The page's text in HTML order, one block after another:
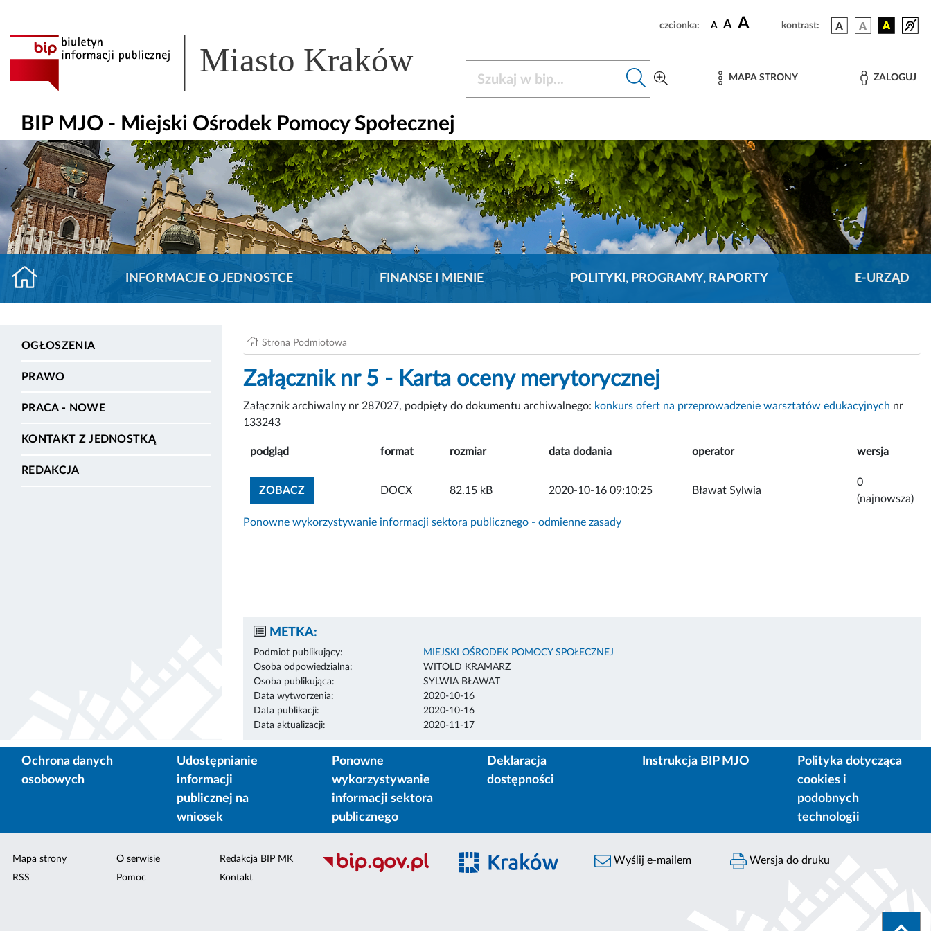
czcionka: A A A kontrast:
Miasto Kraków MAPA STRONY ZALOGUJ
BIP MJO - Miejski Ośrodek Pomocy Społecznej
INFORMACJE O JEDNOSTCE FINANSE I MIENIE POLITYKI, PROGRAMY, RAPORTY E-URZĄD
OGŁOSZENIA
PRAWO
PRACA - NOWE
KONTAKT Z JEDNOSTKĄ
REDAKCJA
Strona Podmiotowa
Załącznik nr 5 - Karta oceny merytorycznej
Załącznik archiwalny nr 287027, podpięty do dokumentu archiwalnego: konkurs ofert na przeprowadzenie warsztatów edukacyjnych nr
133243
podgląd format rozmiar data dodania operator wersja
ZOBACZZOBACZ ZAŁĄCZNIK
DOCX 82.15 kB 2020-10-16 09:10:25 Bławat Sylwia
0
(najnowsza)
Ponowne wykorzystywanie informacji sektora publicznego - odmienne zasady
METKA:
Podmiot publikujący:
MIEJSKI OŚRODEK POMOCY SPOŁECZNEJ
Osoba odpowiedzialna:
WITOLD KRAMARZ
Osoba publikująca:
SYLWIA BŁAWAT
Data wytworzenia:
2020-10-16
Data publikacji:
2020-10-16
Data aktualizacji:
2020-11-17
Ochrona danych
osobowych
Udostępnianie
informacji
publicznej na
wniosek
Ponowne
wykorzystywanie
informacji sektora
publicznego
Deklaracja
dostępności
Instrukcja BIP MJO
Polityka dotycząca
cookies i
podobnych
technologii
Mapa strony
RSS
O serwisie
Pomoc
Redakcja BIP MK
Kontakt
Wyślij e-mailem Wersja do druku